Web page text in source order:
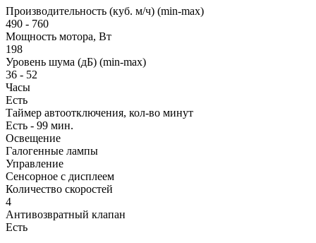
Производительность (куб. м/ч) (min-max)
490 - 760
Мощность мотора, Вт
198
Уровень шума (дБ) (min-max)
36 - 52
Часы
Есть
Таймер автоотключения, кол-во минут
Есть - 99 мин.
Освещение
Галогенные лампы
Управление
Сенсорное с дисплеем
Количество скоростей
4
Антивозвратный клапан
Есть